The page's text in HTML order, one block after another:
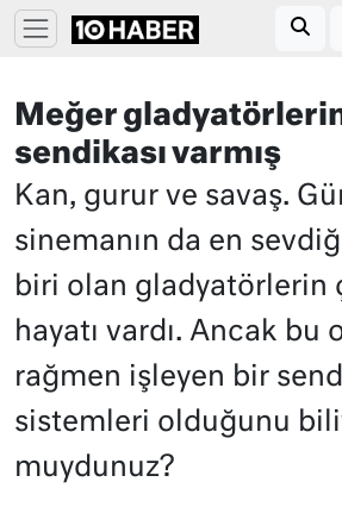
Meğer
sendikası varmış
Kan, gurur ve savaş.
sinemanın da en
biri olan gladyatörlerin
hayatı vardı. Ancak bu
rağmen işleyen bir
sistemleri olduğunu
muydunuz?